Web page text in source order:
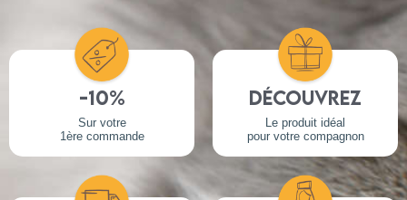
-10%
Sur votre
1ère commande
Découvrez
Le produit idéal
pour votre compagnon